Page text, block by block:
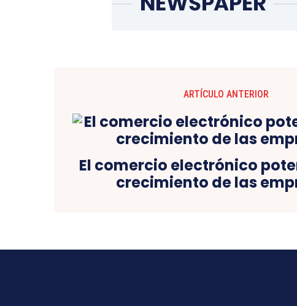
ARTÍCULO ANTERIOR
El comercio electrónico
crecimiento de las